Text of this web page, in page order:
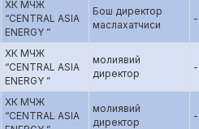
ХК МЧЖ
“CENTRAL ASIA
ENERGY ”
Бош директор
маслахатчиси
-
ХК МЧЖ
“CENTRAL ASIA
ENERGY ”
молиявий
директор
-
ХК МЧЖ
“CENTRAL ASIA
молиявий
директор
-